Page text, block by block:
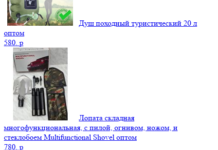
Душ походный туристический 20 л
оптом
580. p
Лопата складная
многофункциональная, с пилой, огнивом, ножом, и
стеклобоем Multifunctional Shovel оптом
780. p